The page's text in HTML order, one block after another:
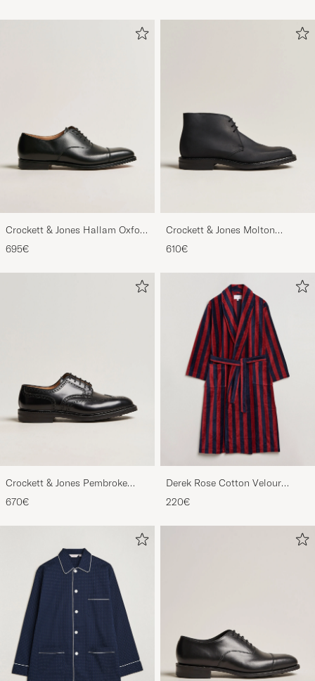
Crockett & Jones Hallam Oxford
Black Calf
695€
Crockett & Jones Molton
Chukka Black Rough-Out Suede
610€
Crockett & Jones Pembroke
Derbys Black Calf
670€
Derek Rose Cotton Velour
Striped Gown Red/Blue
220€